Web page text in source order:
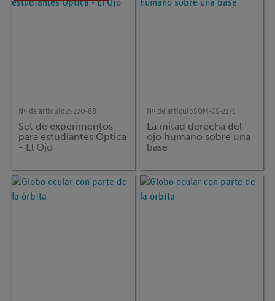
Nº de artículo25270-88
Set de experimentos
para estudiantes Óptica
- El Ojo
Nº de artículoSOM-CS-21/1
La mitad derecha del
ojo humano sobre una
base